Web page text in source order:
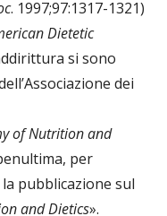
. 1997;97:1317-1321)
Dietetic
si sono
dei
of Nutrition and
per
pubblicazione sul
and Dietics».